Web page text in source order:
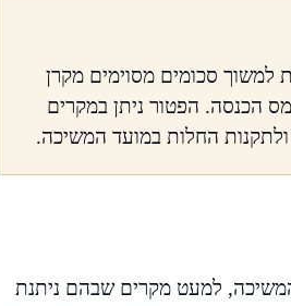
סכומים מסוימים מקרן
הכנסה. הפטור ניתן במקרים
ולתקנות החלות במועד המשיכה.
למעט מקרים שבהם ניתנת